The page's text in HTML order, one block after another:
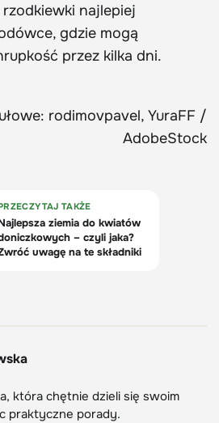
najlepiej
gdzie mogą
przez kilka dni.
rodimovpavel, YuraFF /
AdobeStock
która chętnie dzieli się swoim
praktyczne porady.